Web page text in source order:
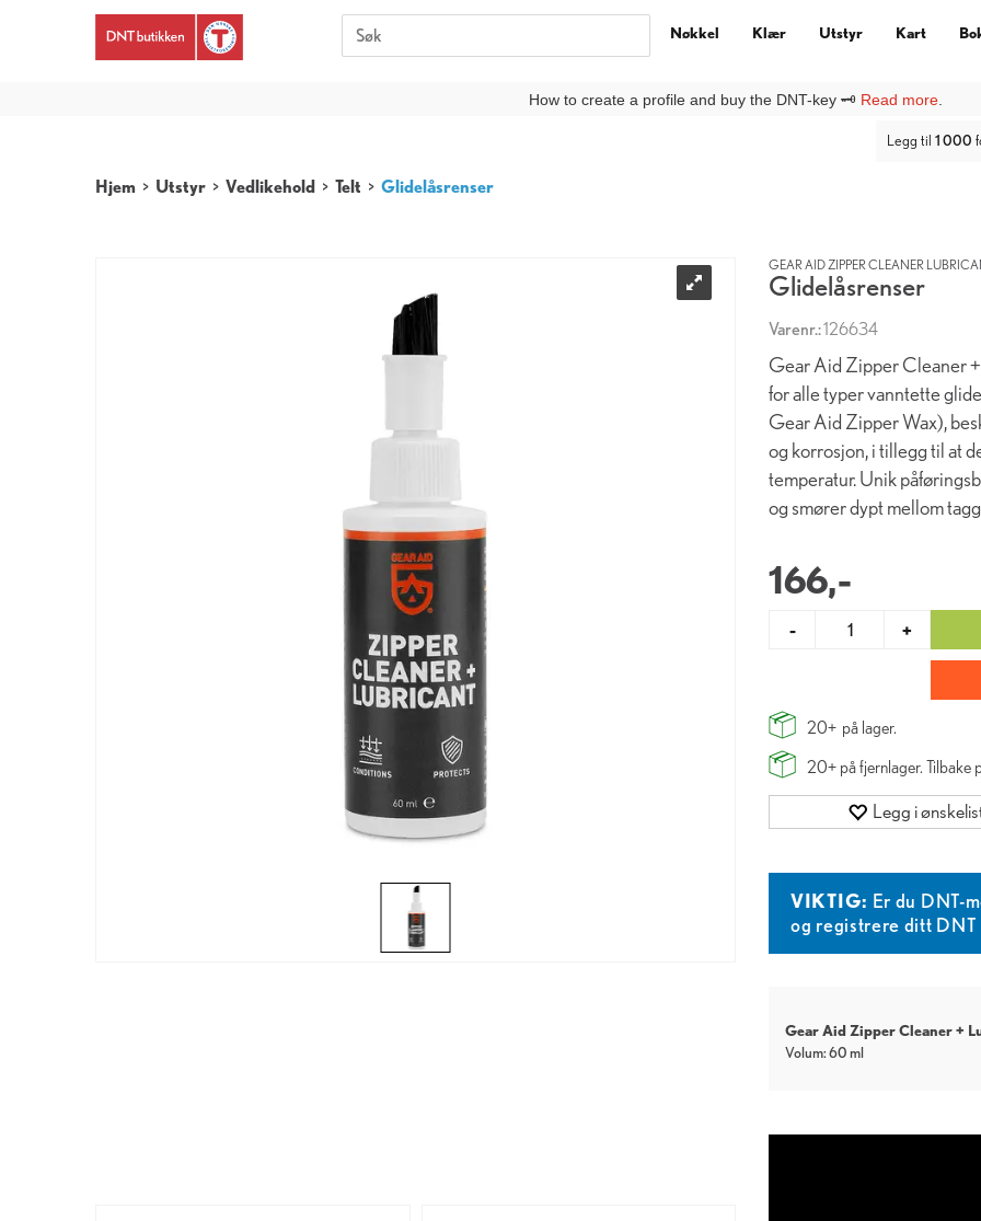
Er du ny kunde på DNTbutikken, må du lage deg enNy kunde-profil under
Nøkkel Klær Utstyr Kart
Legg til 1 000
Hjem > Utstyr > Vedlikehold > Telt > Glidelåsrenser
GEAR AID ZIPPER CLEANER
Glidelåsrenser
Varenr.:126634
Gear Aid Zipper Cleaner
for alle typer vanntette
Gear Aid Zipper Wax),
og korrosjon, i tillegg til at
temperatur. Unik
og smører dypt mellom
166,-
- +
20+ på lager.
20+ på fjernlager. Tilbake
Legg i
VIKTIG: Er du DNT-
og registrere ditt DNT
Gear Aid Zipper Cleaner +
Volum: 60 ml